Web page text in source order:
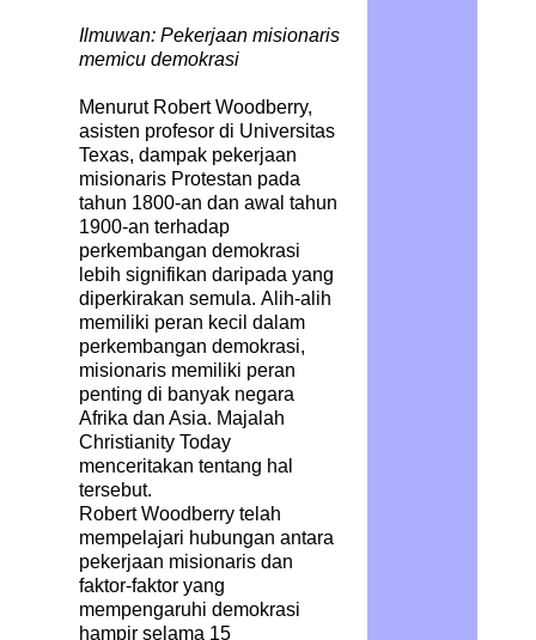
Ilmuwan: Pekerjaan misionaris
memicu demokrasi
Menurut Robert Woodberry,
asisten profesor di Universitas
Texas, dampak pekerjaan
misionaris Protestan pada
tahun 1800-an dan awal tahun
1900-an terhadap
perkembangan demokrasi
lebih signifikan daripada yang
diperkirakan semula. Alih-alih
memiliki peran kecil dalam
perkembangan demokrasi,
misionaris memiliki peran
penting di banyak negara
Afrika dan Asia. Majalah
Christianity Today
menceritakan tentang hal
tersebut.
Robert Woodberry telah
mempelajari hubungan antara
pekerjaan misionaris dan
faktor-faktor yang
mempengaruhi demokrasi
hampir selama 15